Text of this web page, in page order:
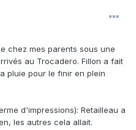
chez mes parents sous une
au Trocadero. Fillon a fait
pluie pour le finir en plein
d'impressions): Retailleau a
les autres cela allait.